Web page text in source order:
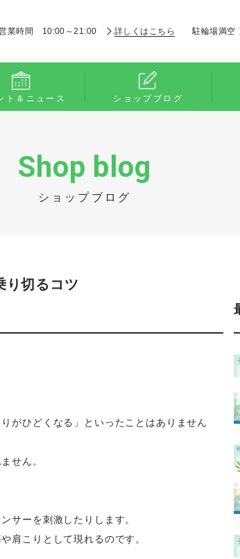
業時間 10:00～21:00 詳しくはこちら 駐輪場満空
ト＆ニュース ショップブログ
Shop blog
ショップブログ
り切るコツ
がひどくなる」といったことはありません
せん。
サーを刺激したりします。
肩こりとして現れるのです。